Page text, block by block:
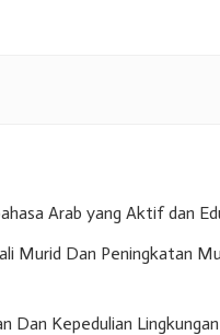
Arab yang Aktif dan
Murid Dan Peningkatan
Dan Kepedulian